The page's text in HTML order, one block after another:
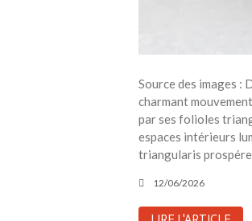
Source des images
charmant
par ses folioles
espaces intérieurs
triangularis
12/06/2026